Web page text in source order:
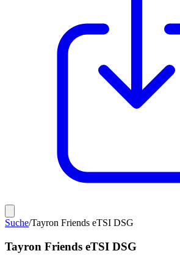
Suche/Tayron Friends eTSI DSG
Tayron Friends eTSI DSG